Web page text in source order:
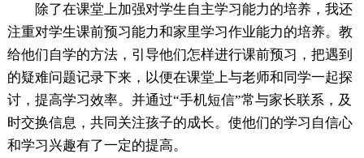
除了在课堂上加强对学生自主学习能力的培养，我还
注重对学生课前预习能力和家里学习作业能力的培养。教
给他们自学的方法，引导他们怎样进行课前预习，把遇到
的疑难问题记录下来，以便在课堂上与老师和同学一起探
讨，提高学习效率。并通过“手机短信”常与家长联系，及
时交换信息，共同关注孩子的成长。使他们的学习自信心
和学习兴趣有了一定的提高。